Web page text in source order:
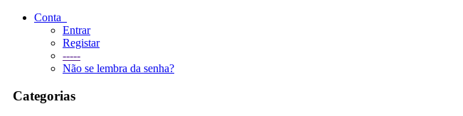
Conta
Entrar
Registar
-----
Não se lembra da senha?
Categorias